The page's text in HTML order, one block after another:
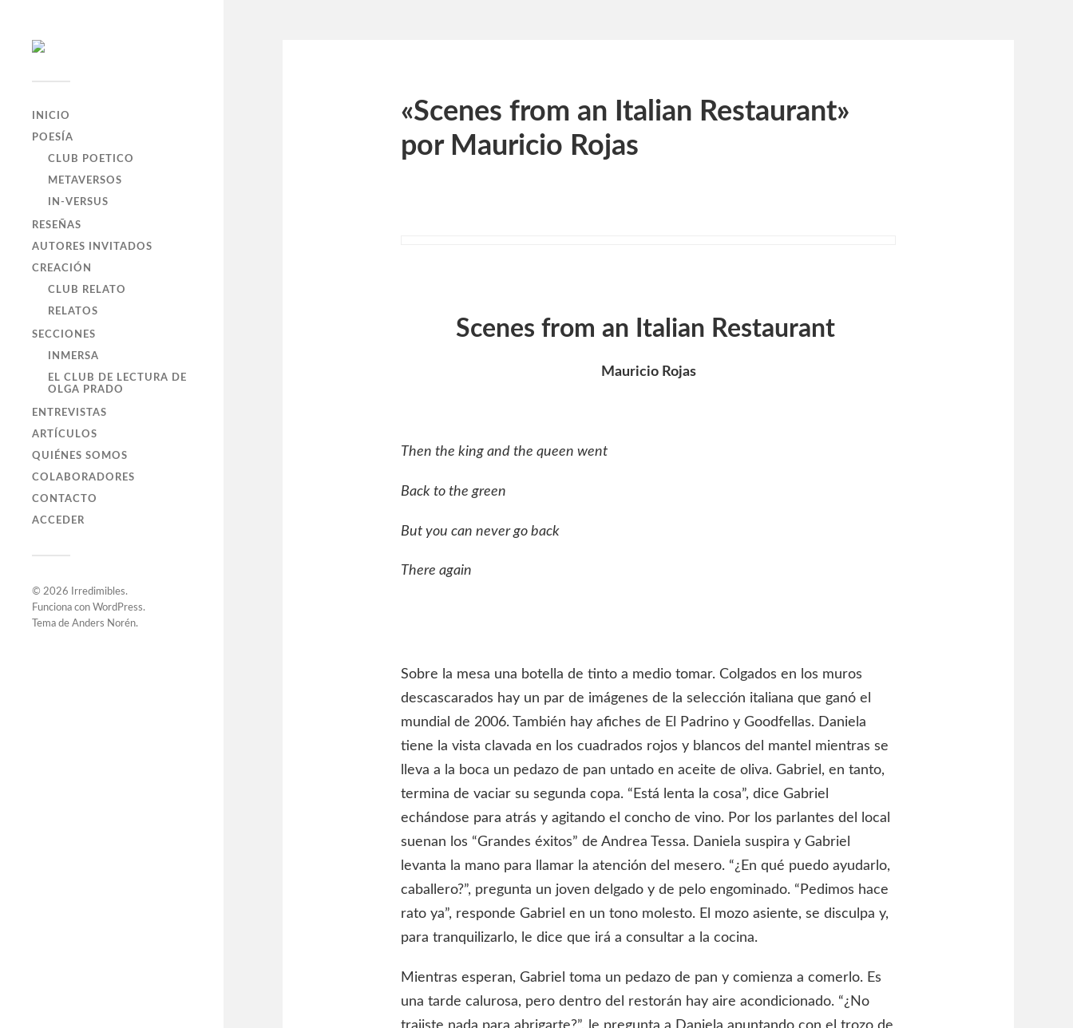
INICIO
POESÍA
CLUB POETICO
METAVERSOS
IN-VERSUS
RESEÑAS
AUTORES INVITADOS
CREACIÓN
CLUB RELATO
RELATOS
SECCIONES
INMERSA
EL CLUB DE LECTURA DE
OLGA PRADO
ENTREVISTAS
ARTÍCULOS
QUIÉNES SOMOS
COLABORADORES
CONTACTO
ACCEDER
© 2026 Irredimibles.
Funciona con WordPress.
Tema de Anders Norén.
«Scenes from an Italian Restaurant»
por Mauricio Rojas
Scenes from an Italian Restaurant
Mauricio Rojas
Then the king and the queen went
Back to the green
But you can never go back
There again
Sobre la mesa una botella de tinto a medio tomar. Colgados en los muros
descascarados hay un par de imágenes de la selección italiana que ganó el
mundial de 2006. También hay afiches de El Padrino y Goodfellas. Daniela
tiene la vista clavada en los cuadrados rojos y blancos del mantel mientras se
lleva a la boca un pedazo de pan untado en aceite de oliva. Gabriel, en tanto,
termina de vaciar su segunda copa. “Está lenta la cosa”, dice Gabriel
echándose para atrás y agitando el concho de vino. Por los parlantes del local
suenan los “Grandes éxitos” de Andrea Tessa. Daniela suspira y Gabriel
levanta la mano para llamar la atención del mesero. “¿En qué puedo ayudarlo,
caballero?”, pregunta un joven delgado y de pelo engominado. “Pedimos hace
rato ya”, responde Gabriel en un tono molesto. El mozo asiente, se disculpa y,
para tranquilizarlo, le dice que irá a consultar a la cocina.
Mientras esperan, Gabriel toma un pedazo de pan y comienza a comerlo. Es
una tarde calurosa, pero dentro del restorán hay aire acondicionado. “¿No